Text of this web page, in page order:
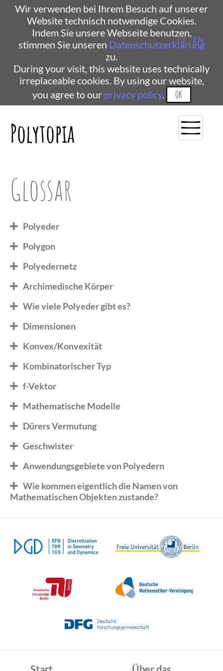
Wir verwenden bei Ihrem Besuch auf unserer
Website technisch notwendige Cookies.
Indem Sie unsere Webseite benutzen,
stimmen Sie unseren Datenschutzerklärung
zu.
During your visit, this website uses technically
irreplaceable cookies. By using our website,
you agree to our privacy policy. OK
Polytopia
DE | EN
Glossar
Polyeder
Polygon
Polyedernetz
Archimedische Körper
Wie viele Polyeder gibt es?
Dimensionen
Konvex/Konvexität
Kombinatorischer Typ
f-Vektor
Mathematische Modelle
Dürers Vermutung
Geschwister
Anwendungsgebiete von Polyedern
Wie kommen eigentlich die Namen von
Mathematischen Objekten zustande?